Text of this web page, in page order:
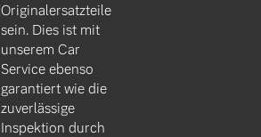
Originalersatzteile
sein. Dies ist mit
unserem Car
Service ebenso
garantiert wie die
zuverlässige
Inspektion durch